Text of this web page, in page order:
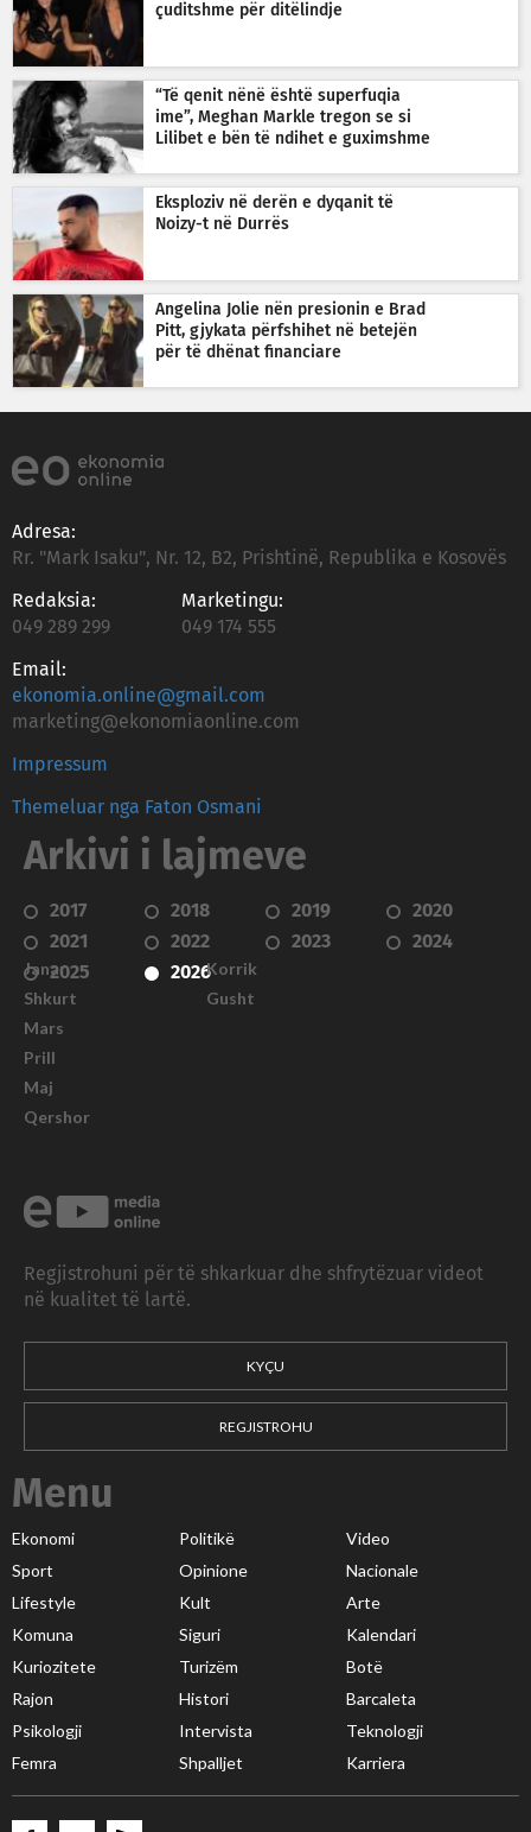
çuditshme për ditëlindje
“Të qenit nënë është superfuqia
ime”, Meghan Markle tregon se si
Lilibet e bën të ndihet e guximshme
Eksploziv në derën e dyqanit të
Noizy-t në Durrës
Angelina Jolie nën presionin e Brad
Pitt, gjykata përfshihet në betejën
për të dhënat financiare
Adresa:
Rr. "Mark Isaku", Nr. 12, B2, Prishtinë, Republika e Kosovës
Redaksia:
049 289 299
Marketingu:
049 174 555
Email:
ekonomia.online@gmail.com
marketing@ekonomiaonline.com
Impressum
Themeluar nga Faton Osmani
Arkivi i lajmeve
2017 2018 2019
2020
2021
2022 2023
2024
2025
2026
Janar
Shkurt
Mars
Prill
Maj
Qershor
Korrik
Gusht
Regjistrohuni për të shkarkuar dhe shfrytëzuar videot
në kualitet të lartë.
KYÇU
REGJISTROHU
Menu
Ekonomi Politikë
Video
Sport
Opinione
Nacionale
Lifestyle
Kult
Arte
Komuna
Siguri
Kalendari
Kuriozitete
Turizëm
Botë
Rajon
Histori
Barcaleta
Psikologji
Intervista
Teknologji
Femra
Shpalljet Karriera